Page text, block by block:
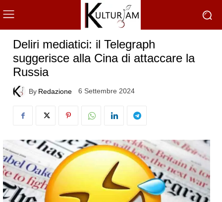
Deliri mediatici: il Telegraph
suggerisce alla Cina di attaccare la
Russia
By Redazione 6 Settembre 2024